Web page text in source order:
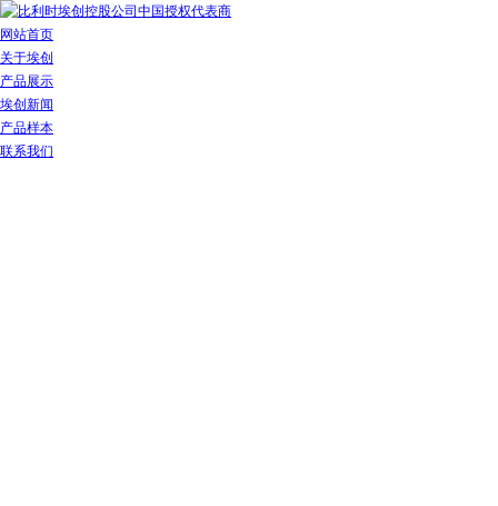
网站首页
关于埃创
产品展示
埃创新闻
产品样本
联系我们